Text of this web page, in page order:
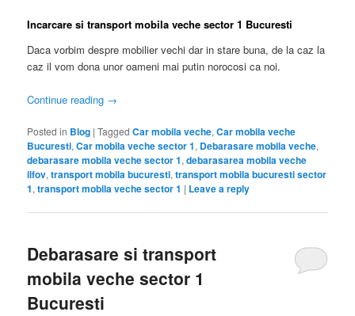
Incarcare si transport mobila veche sector 1 Bucuresti
Daca vorbim despre mobilier vechi dar in stare buna, de la caz la
caz il vom dona unor oameni mai putin norocosi ca noi.
Continue reading →
Posted in Blog |Tagged Car mobila veche,Car mobila veche
Bucuresti,Car mobila veche sector 1, Debarasare mobila veche,
debarasare mobila veche sector 1,debarasarea mobila veche
ilfov,transport mobila bucuresti,transport mobila bucuresti sector
1,transport mobila veche sector 1 | Leave a reply
Debarasare si transport
mobila veche sector 1
Bucuresti